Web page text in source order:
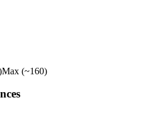
Max (~160)